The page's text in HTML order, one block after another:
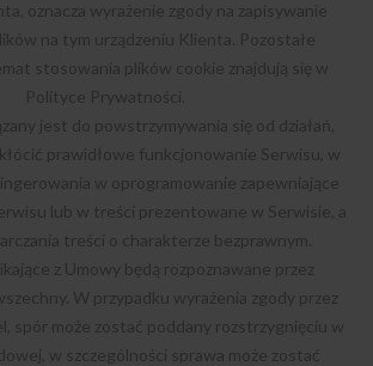
oznacza wyrażenie zgody na zapisywanie
na tym urządzeniu Klienta. Pozostałe
stosowania plików cookie znajdują się w
Polityce Prywatności.
jest do powstrzymywania się od działań,
prawidłowe funkcjonowanie Serwisu, w
w oprogramowanie zapewniające
lub w treści prezentowane w Serwisie, a
treści o charakterze bezprawnym.
z Umowy będą rozpoznawane przez
W przypadku wyrażenia zgody przez
spór może zostać poddany rozstrzygnięciu w
w szczególności sprawa może zostać